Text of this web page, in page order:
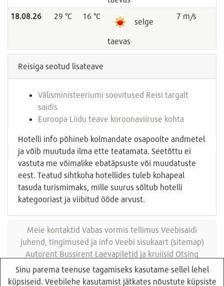
18.08.26 29 °C 16 °C
selge
taevas
7 m/s
Reisiga seotud lisateave
Välisministeeriumi soovitused Reisi targalt
saidis
Euroopa Liidu teave koroonaviiruse kohta
Hotelli info põhineb kolmandate osapoolte andmetel
ja võib muutuda ilma ette teatamata. Seetõttu ei
vastuta me võimalike ebatäpsuste või muudatuste
eest. Teatud sihtkoha hotellides tuleb kohapeal
tasuda turismimaks, mille suurus sõltub hotelli
kategooriast ja viibitud ööde arvust.
Küsi pakkumist
Meie kontaktid Vabas vormis tellimus Veebisaidi
juhend, tingimused ja info Veebi sisukaart (sitemap)
Autorent Bussirent Laevapiletid ja kruiisid Otsing
veebisaidist
Sinu parema teenuse tagamiseks kasutame sellel lehel
küpsiseid. Veebilehe kasutamist jätkates nõustute küpsiste